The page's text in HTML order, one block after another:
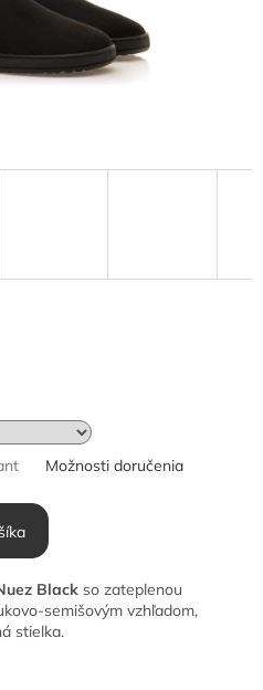
Možnosti doručenia
Black so zateplenou
semišovým vzhľadom,
stielka.